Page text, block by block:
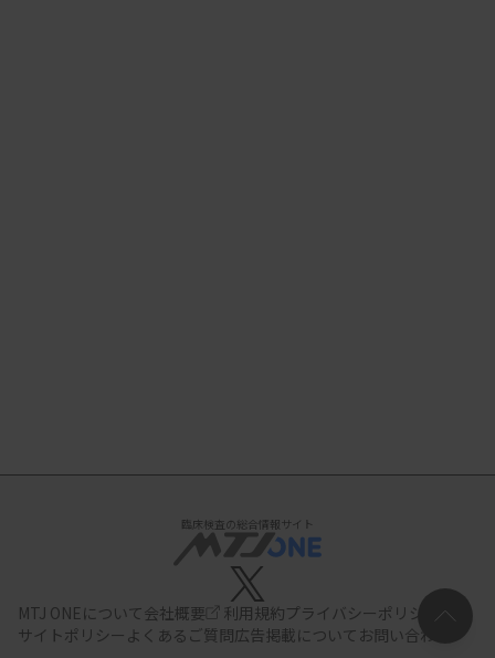
臨床検査の総合情報サイト
MTJ ONEについて会社概要 利用規約プライバシーポリシー
サイトポリシー よくあるご質問広告掲載について お問い合わせ